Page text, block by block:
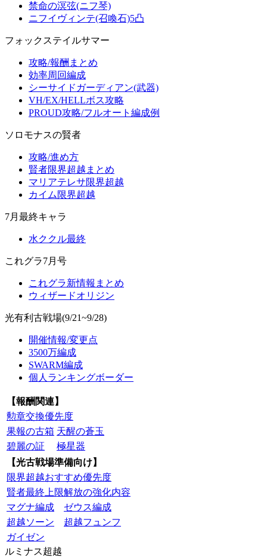
禁命の溟弦(ニフ琴)
ニフイヴィンテ(召喚石)5凸
フォックステイルサマー
攻略/報酬まとめ
効率周回編成
シーサイドガーディアン(武器)
VH/EX/HELLボス攻略
PROUD攻略/フルオート編成例
ソロモナスの賢者
攻略/進め方
賢者限界超越まとめ
マリアテレサ限界超越
カイム限界超越
7月最終キャラ
水ククル最終
これグラ7月号
これグラ新情報まとめ
ウィザードオリジン
光有利古戦場(9/21~9/28)
開催情報/変更点
3500万編成
SWARM編成
個人ランキングボーダー
【報酬関連】
勲章交換優先度
果報の古箱 天醒の蒼玉
碧麗の証
極星器
【光古戦場準備向け】
限界超越おすすめ優先度
賢者最終上限解放の強化内容
マグナ編成
ゼウス編成
超越ソーン
超越フュンフ
ガイゼン
ルミナス超越